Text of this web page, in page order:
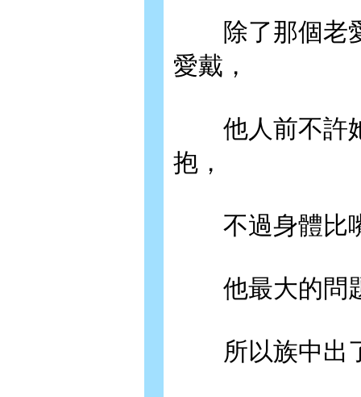
除了那個老愛
愛戴，
他人前不許她
抱，
不過身體比嘴
他最大的問題
所以族中出了